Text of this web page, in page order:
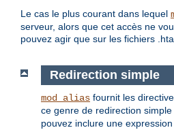
Le cas le plus courant dans lequel
serveur, alors que cet accès ne
pouvez agir que sur les fichiers
Redirection simple
mod_alias fournit les
ce genre de redirection
pouvez inclure une